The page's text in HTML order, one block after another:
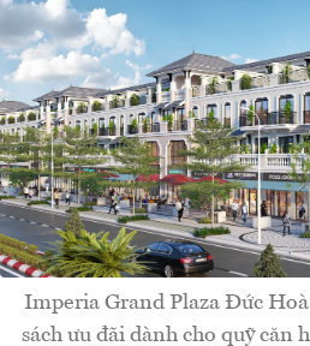
Imperia Grand Plaza Đức
sách ưu đãi dành cho quỹ căn